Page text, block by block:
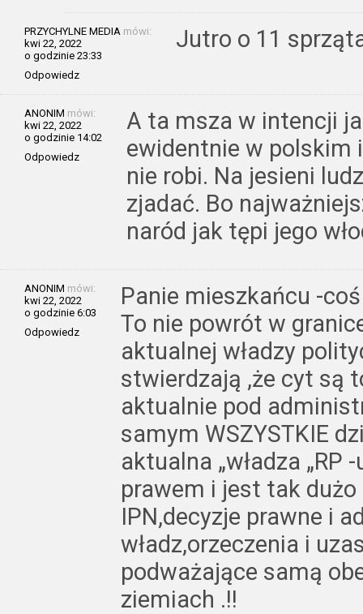
PRZYCHYLNE MEDIA mówi:
kwi 22, 2022
o godzinie 23:33
Odpowiedz
Jutro o 11
ANONIM mówi:
kwi 22, 2022
o godzinie 14:02
Odpowiedz
A ta msza w intencji
ewidentnie w polskim
nie robi. Na jesieni
zjadać. Bo
naród jak tępi jego
ANONIM mówi:
kwi 22, 2022
o godzinie 6:03
Odpowiedz
Panie mieszkańcu -
To nie powrót w
aktualnej władzy
stwierdzają ,że cyt są
aktualnie pod
samym WSZYSTKIE
aktualna „władza „RP
prawem i jest tak
IPN,decyzje prawne i
władz,orzeczenia i
podważające samą
ziemiach .!!